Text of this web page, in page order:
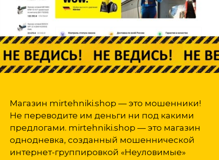
Магазин mirtehniki.shop — это мошенники!
Не переводите им деньги ни под какими
предлогами. mirtehniki.shop — это магазин
однодневка, созданный мошеннической
интернет-группировкой «Неуловимые»